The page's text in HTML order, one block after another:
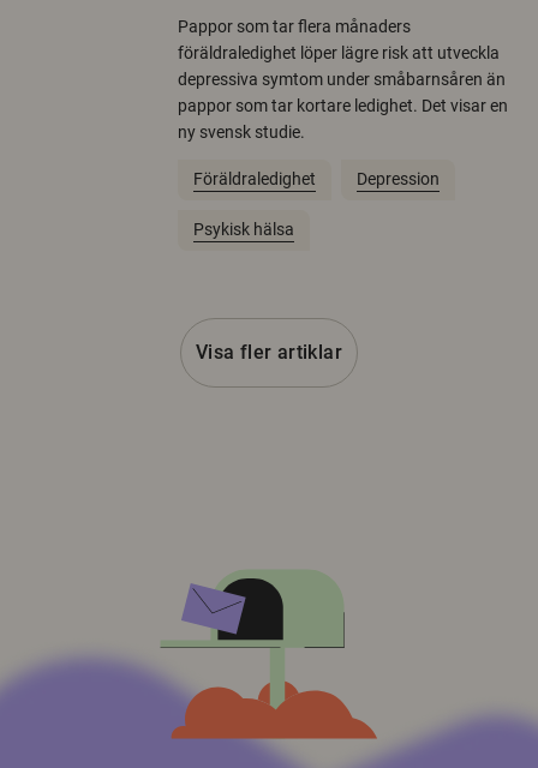
Pappor som tar flera månaders
föräldraledighet löper lägre risk att utveckla
depressiva symtom under småbarnsåren än
pappor som tar kortare ledighet. Det visar en
ny svensk studie.
Föräldraledighet Depression
Psykisk hälsa
Visa fler artiklar